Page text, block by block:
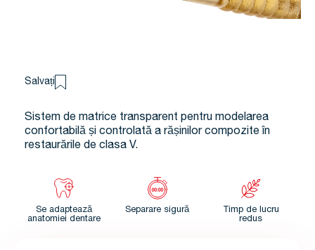
Salvați
Sistem de matrice transparent pentru modelarea
confortabilă și controlată a rășinilor compozite în
restaurările de clasa V.
Se adaptează
anatomiei dentare
Separare sigură
Timp de lucru
redus